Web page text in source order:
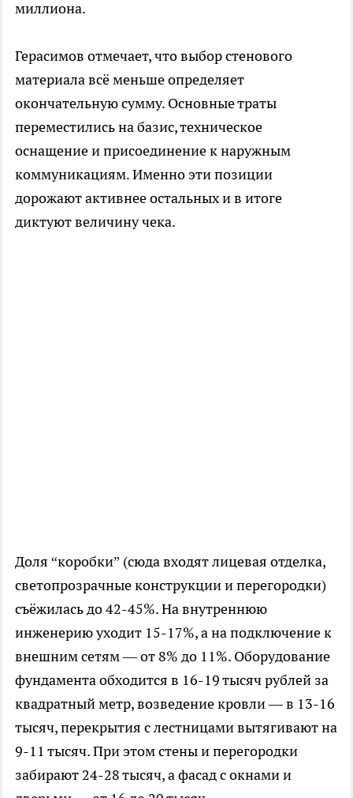
миллиона.
Герасимов отмечает, что выбор стенового
материала всё меньше определяет
окончательную сумму. Основные траты
переместились на базис, техническое
оснащение и присоединение к наружным
коммуникациям. Именно эти позиции
дорожают активнее остальных и в итоге
диктуют величину чека.
Доля “коробки” (сюда входят лицевая отделка,
светопрозрачные конструкции и перегородки)
съёжилась до 42-45%. На внутреннюю
инженерию уходит 15-17%, а на подключение к
внешним сетям — от 8% до 11%. Оборудование
фундамента обходится в 16-19 тысяч рублей за
квадратный метр, возведение кровли — в 13-16
тысяч, перекрытия с лестницами вытягивают на
9-11 тысяч. При этом стены и перегородки
забирают 24-28 тысяч, а фасад с окнами и